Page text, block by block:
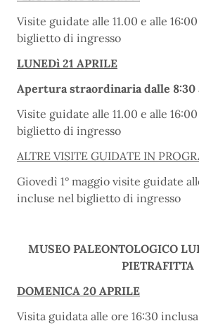
Visite guidate alle 11.00 e alle
biglietto di ingresso
LUNEDì 21 APRILE
Apertura straordinaria dalle 8:30
Visite guidate alle 11.00 e alle
biglietto di ingresso
ALTRE VISITE GUIDATE IN
Giovedì 1° maggio visite guidate
incluse nel biglietto di ingresso
MUSEO PALEONTOLOGICO
PIETRAFITTA
DOMENICA 20 APRILE
Visita guidata alle ore 16:30